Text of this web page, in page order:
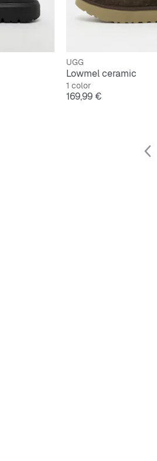
UGG
Lowmel ceramic
1 color
Precio
169,99 €